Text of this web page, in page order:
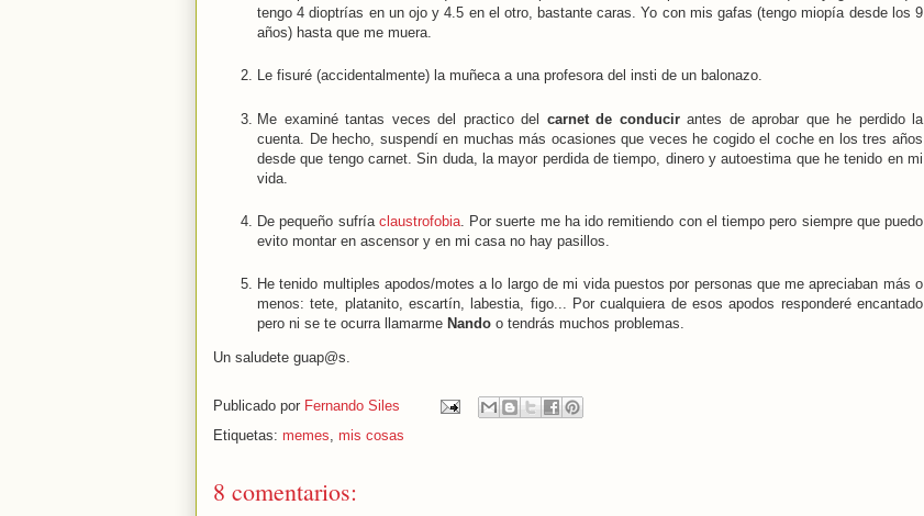
tengo 4 dioptrías en un ojo y 4.5 en el otro, bastante caras. Yo con mis gafas (tengo miopía desde los 9
años) hasta que me muera.
Le fisuré (accidentalmente) la muñeca a una profesora del insti de un balonazo.
Me examiné tantas veces del practico del carnet de conducirantes de aprobar que he perdido la
cuenta. De hecho, suspendí en muchas más ocasiones que veces he cogido el coche en los tres años
desde que tengo carnet. Sin duda, la mayor perdida de tiempo, dinero y autoestima que he tenido en mi
vida.
De pequeño sufría claustrofobia. Por suerte me ha ido remitiendo con el tiempo pero siempre que puedo
evito montar en ascensor y en mi casa no hay pasillos.
He tenido multiples apodos/motes a lo largo de mi vida puestos por personas que me apreciaban más o
menos: tete, platanito, escartín, labestia, figo... Por cualquiera de esos apodos responderé encantado
pero ni se te ocurra llamarme Nando o tendrás muchos problemas.
Un saludete guap@s.
Publicado por Fernando Siles
Etiquetas: memes, mis cosas
8 comentarios: